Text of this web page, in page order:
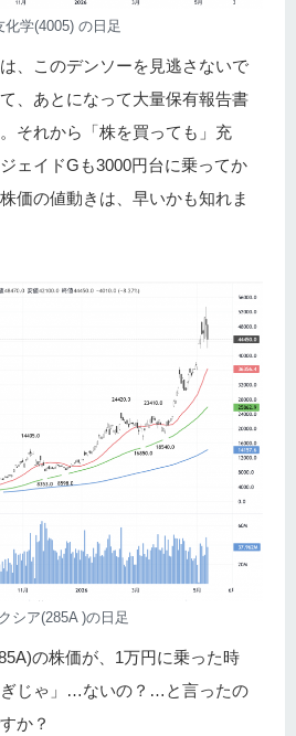
化学(4005) の日足
、このデンソーを見逃さないで
、あとになって大量保有報告書
それから「株を買っても」充
ェイドGも3000円台に乗ってか
価の値動きは、早いかも知れま
シア(285A )の日足
の株価が、1万円に乗った時
じゃ」…ないの？…と言ったの
すか？